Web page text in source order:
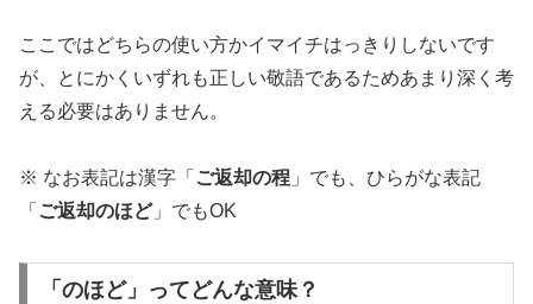
ここではどちらの使い方かイマイチはっきりしないです
が、とにかくいずれも正しい敬語であるためあまり深く考
える必要はありません。
※ なお表記は漢字「 ご返却の程 」でも、ひらがな表記
「 ご返却のほど」でもOK
「のほど」ってどんな意味？